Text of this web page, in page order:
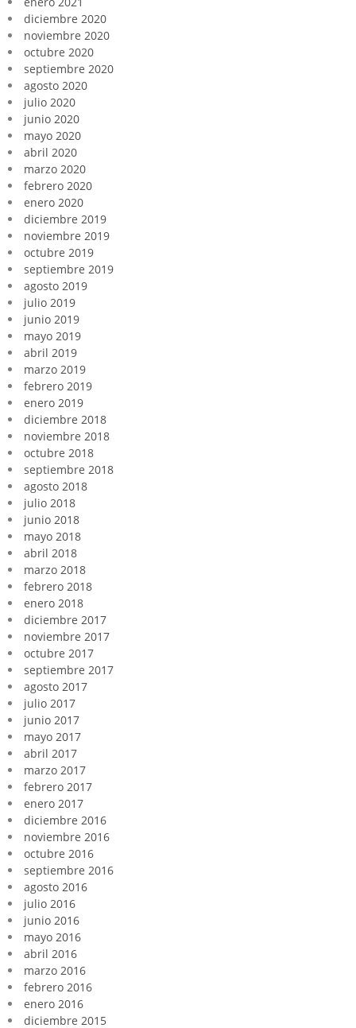
diciembre 2020
noviembre 2020
octubre 2020
septiembre 2020
agosto 2020
julio 2020
junio 2020
mayo 2020
abril 2020
marzo 2020
febrero 2020
enero 2020
diciembre 2019
noviembre 2019
octubre 2019
septiembre 2019
agosto 2019
julio 2019
junio 2019
mayo 2019
abril 2019
marzo 2019
febrero 2019
enero 2019
diciembre 2018
noviembre 2018
octubre 2018
septiembre 2018
agosto 2018
julio 2018
junio 2018
mayo 2018
abril 2018
marzo 2018
febrero 2018
enero 2018
diciembre 2017
noviembre 2017
octubre 2017
septiembre 2017
agosto 2017
julio 2017
junio 2017
mayo 2017
abril 2017
marzo 2017
febrero 2017
enero 2017
diciembre 2016
noviembre 2016
octubre 2016
septiembre 2016
agosto 2016
julio 2016
junio 2016
mayo 2016
abril 2016
marzo 2016
febrero 2016
enero 2016
diciembre 2015